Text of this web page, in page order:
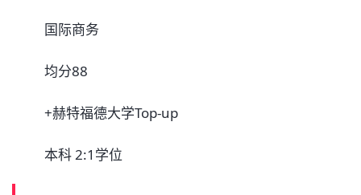
国际商务
均分88
+赫特福德大学Top-up
本科 2:1学位